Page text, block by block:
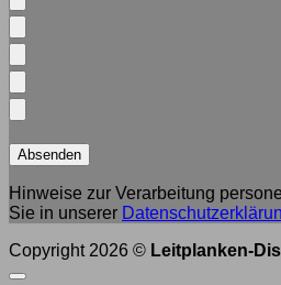
Hinweise zur Verarbeitung
Sie in unserer
Copyright 2026 © Leitplanken-